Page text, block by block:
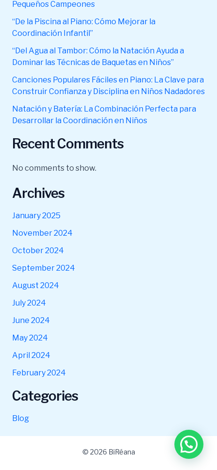
Libertad
Pequeños Campeones
“De la Piscina al Piano: Cómo Mejorar la
Coordinación Infantil”
“Del Agua al Tambor: Cómo la Natación Ayuda a
Dominar las Técnicas de Baquetas en Niños”
Canciones Populares Fáciles en Piano: La Clave para
Construir Confianza y Disciplina en Niños Nadadores
Natación y Batería: La Combinación Perfecta para
Desarrollar la Coordinación en Niños
Recent Comments
No comments to show.
Archives
January 2025
November 2024
October 2024
September 2024
August 2024
July 2024
June 2024
May 2024
April 2024
February 2024
Categories
Blog
© 2026 BiRéana